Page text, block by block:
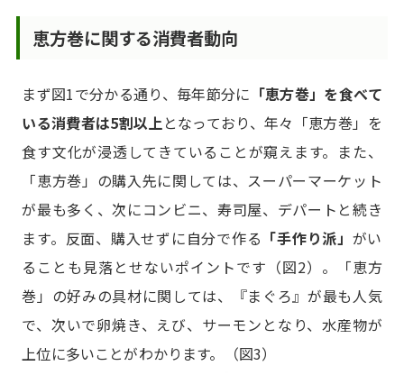
恵方巻に関する消費者動向
まず図1で分かる通り、毎年節分に 「恵方巻」を食べて
いる消費者は5割以上となっており、年々「恵方巻」を
食す文化が浸透してきていることが窺えます。また、
「恵方巻」の購入先に関しては、スーパーマーケット
が最も多く、次にコンビニ、寿司屋、デパートと続き
ます。反面、購入せずに自分で作る 「手作り派」 がい
ることも見落とせないポイントです（図2）。「恵方
巻」の好みの具材に関しては、『まぐろ』が最も人気
で、次いで卵焼き、えび、サーモンとなり、水産物が
上位に多いことがわかります。（図3）